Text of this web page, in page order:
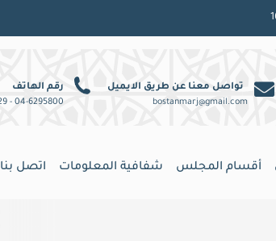
تواصل معنا عن طريق الايميل
bostanmarj@gmail.com
رقم الهاتف
04-6295800 - 04-6295829
أقسام المجلس شفافية المعلومات اتصل بنا